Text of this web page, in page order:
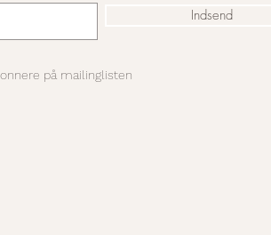
Indsend
på mailinglisten